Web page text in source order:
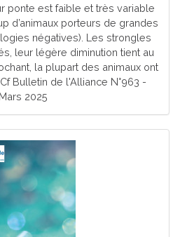
ponte est faible et très variable
d’animaux porteurs de grandes
négatives). Les strongles
leur légère diminution tient au
la plupart des animaux ont
Bulletin de l'Alliance N°963 -
Mars 2025